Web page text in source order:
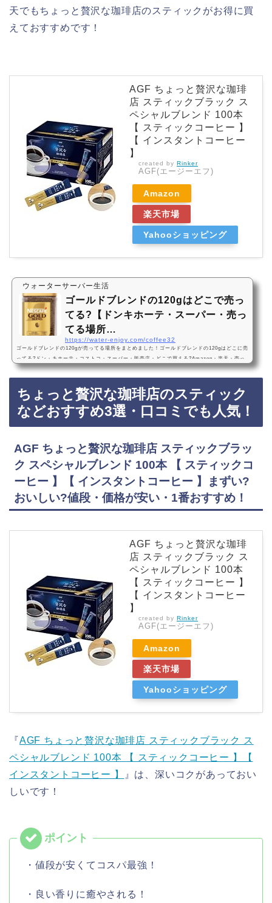
天でもちょっと贅沢な珈琲店のスティックがお得に買
えておすすめです！
AGF ちょっと贅沢な珈琲
店 スティックブラック ス
ペシャルブレンド 100本
【 スティックコーヒー 】
【 インスタントコーヒー
】
created by Rinker
AGF(エージーエフ)
Amazon
楽天市場
Yahooショッピング
ウォーターサーバー生活
ゴールドブレンドの120gはどこで売っ
てる?【ドンキホーテ・スーパー・売っ
てる場所…
https://water-enjoy.com/coffee32
ゴールドブレンドの120gが売ってる場所をまとめました！ゴールドブレンドの120gはどこに売
ってる?ドン・キホーテ・コストコ・スーパー・販売店・どこで買える?Amazon・楽天・売っ
てない? ネスカフェ・顆粒・詰め替えゴールドブレンドの120gは、ドンキホーテやコストコな
どのスーパーに売っています！店舗によっては売ってない店もあるので、Amazonや楽天でも
ゴールドブレンドの120gがお得に買えておすすめです！ゴールドブレンドの120gなどおすすめ
3選・口コミでも人気！ネスカフェ ゴールドブレンド 120g【 ソリュブル コーヒー 】【 …
ちょっと贅沢な珈琲店のスティック
などおすすめ3選・口コミでも人気！
AGF ちょっと贅沢な珈琲店 スティックブラッ
ク スペシャルブレンド 100本 【 スティックコ
ーヒー 】【 インスタントコーヒー 】まずい?
おいしい?値段・価格が安い・1番おすすめ！
AGF ちょっと贅沢な珈琲
店 スティックブラック ス
ペシャルブレンド 100本
【 スティックコーヒー 】
【 インスタントコーヒー
】
created by Rinker
AGF(エージーエフ)
Amazon
楽天市場
Yahooショッピング
『AGF ちょっと贅沢な珈琲店 スティックブラック ス
ペシャルブレンド 100本 【 スティックコーヒー 】【
インスタントコーヒー 】
』は、深いコクがあっておい
しいです！
・値段が安くてコスパ最強！
・良い香りに癒やされる！